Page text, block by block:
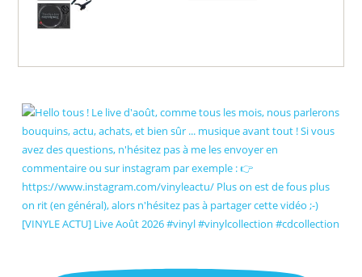
[VINYLE ACTU] Live Août 2026 #vinyl #vinylcollection #cdcollection